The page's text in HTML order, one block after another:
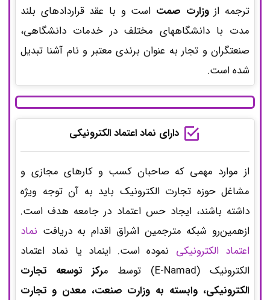
ترجمه ازوزارت صمت است و با عقد قراردادهای بلند
مدت با دانشگاههای مختلف در خدمات دانشگاهی،
صنعتگران و تجار به عنوان برندی معتبر و نام آشنا تبدیل
شده است.
دارای نماد اعتماد الکترونیکی
از موارد مهمی که صاحبان کسب و کارهای مجازی و
مشاغل حوزه تجارت الکترونیک باید به آن توجه ویژه
داشته باشند، ایجاد حس اعتماد در جامعه هدف است.
ازهمین‌رو شبکه مترجمین اشراق اقدام به دریافت نماد
اعتماد الکترونیکی نموده است. اینماد یا نماد اعتماد
الکترونیک (E-Namad) توسط م
رکز توسعه تجارت
الکترونیکی، وابسته به وزارت صنعت، معدن و تجارت